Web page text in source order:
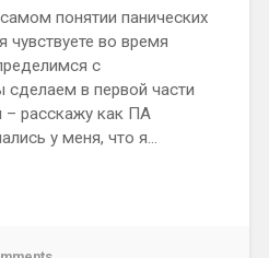
понятии панических
чувствуете во время
с
сделаем в первой части
– расскажу как ПА
у меня, что я…